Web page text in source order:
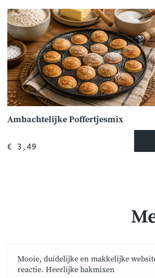
Ambachtelijke Poffertjesmix
€ 3,49
Mooie, duidelijke en makkelijke
reactie. Heerlijke bakmixen